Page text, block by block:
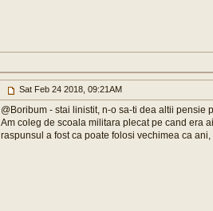
Sat Feb 24 2018, 09:21AM
@Boribum - stai linistit, n-o sa-ti dea altii pensie
Am coleg de scoala militara plecat pe cand era
raspunsul a fost ca poate folosi vechimea ca